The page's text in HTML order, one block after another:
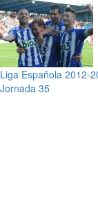
Liga Española 2012-
Jornada 35